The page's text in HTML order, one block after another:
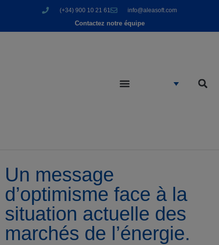
(+34) 900 10 21 61 info@aleasoft.com
Contactez notre équipe
Un message
d’optimisme face à la
situation actuelle des
marchés de l’énergie.